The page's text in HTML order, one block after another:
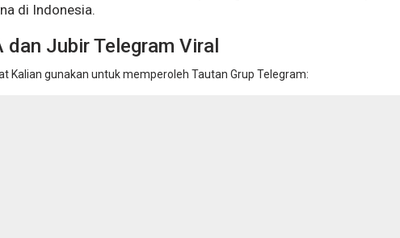
di Indonesia.
dan Jubir Telegram Viral
Kalian gunakan untuk memperoleh Tautan Grup Telegram: